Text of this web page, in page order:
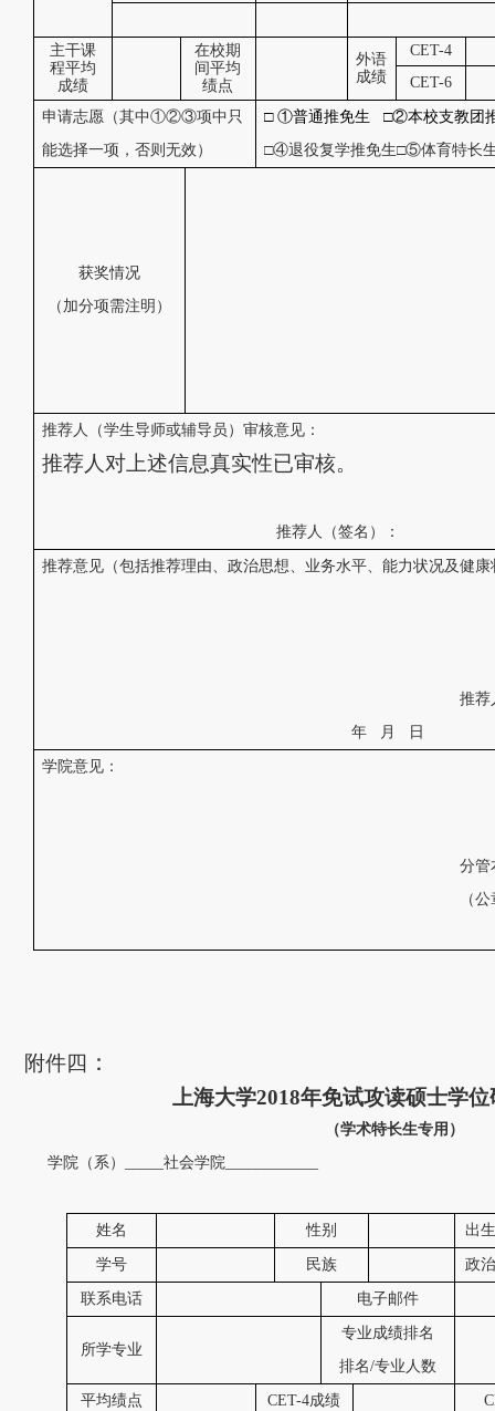
主干课
程平均
成绩
在校期
间平均
绩点
外语
成绩
CET-4
CET-6
申请志愿（其中①②③项中只
能选择一项，否则无效）
□①普通推免生
□②本校支教团
□④退役复学推免生□⑤体育特长
获奖情况
（加分项需注明）
推荐人（学生导师或辅导员）审核意见：
推荐人对上述信息真实性已审核。
推荐人（签名）：
推荐意见（包括推荐理由、政治思想、业务水平、能力状况及健康
推荐
年
月 日
学院意见：
分管
（
附件四 ：
上海大学2018年免试攻读硕士学
（学术特长生专用）
学院（系）
_____社会学院
姓名 性别 出
学号 民族 政
联系电话 电子邮件
所学专业
专业成绩排名
排名/专业人数
平均绩点 CET-4成绩